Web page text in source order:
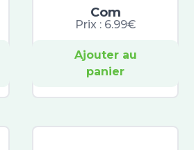
Com
Prix : 6.99€
Ajouter au
panier